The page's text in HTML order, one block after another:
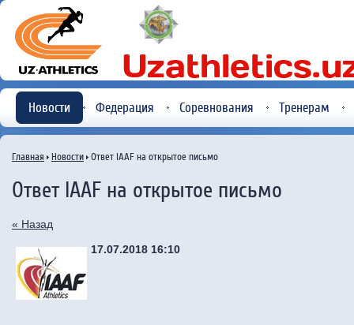
Новости Федерация Соревнования Тренерам
Главная Новости Ответ IAAF на открытое письмо
Ответ IAAF на открытое письмо
« Назад
17.07.2018 16:10